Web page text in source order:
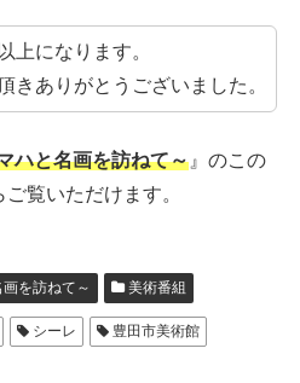
上になります。
きありがとうございました。
ハと名画を訪ねて～ 』のこの
覧いただけます。
を訪ねて～ 美術番組
シーレ 豊田市美術館